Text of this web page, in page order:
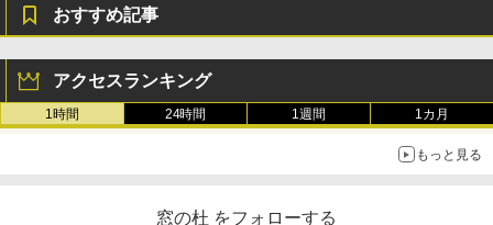
おすすめ記事
アクセスランキング
1時間 24時間 1週間 1カ月
もっと見る
窓の杜 をフォローする